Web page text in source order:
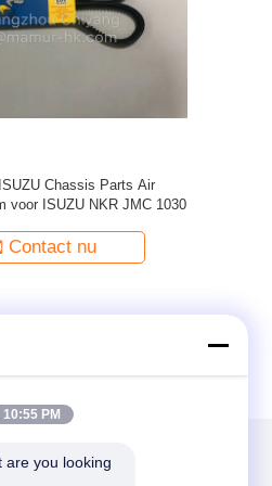
Chassis Parts Rear Final-
voor ISUZU NPR JAC
Contact nu
10:55 PM
are you looking